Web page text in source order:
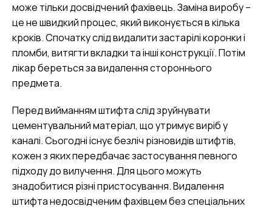
може тільки досвідчений фахівець. Заміна виробу –
це не швидкий процес, який виконується в кілька
кроків. Спочатку слід видалити застарілі коронки і
пломби, витягти вкладки та інші конструкції. Потім
лікар береться за видалення стороннього
предмета.
Перед вийманням штифта слід зруйнувати
цементувальний матеріал, що утримує виріб у
каналі. Сьогодні існує безліч різновидів штифтів,
кожен з яких передбачає застосування певного
підходу до вилучення. Для цього можуть
знадобитися різні пристосування. Видалення
штифта недосвідченим фахівцем без спеціальних